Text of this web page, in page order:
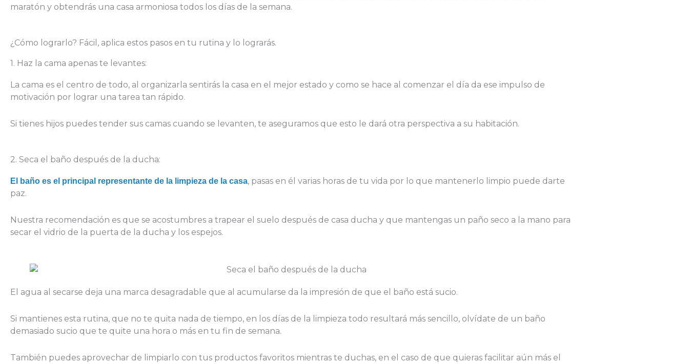
maratón y obtendrás una casa armoniosa todos los días de la semana.
¿Cómo lograrlo? Fácil, aplica estos pasos en tu rutina y lo lograrás.
1. Haz la cama apenas te levantes:
La cama es el centro de todo, al organizarla sentirás la casa en el mejor estado y como se hace al comenzar el día da ese impulso de
motivación por lograr una tarea tan rápido.
Si tienes hijos puedes tender sus camas cuando se levanten, te aseguramos que esto le dará otra perspectiva a su habitación.
2. Seca el baño después de la ducha:
El baño es el principal representante de la limpieza de la casa, pasas en él varias horas de tu vida por lo que mantenerlo limpio puede darte
paz.
Nuestra recomendación es que se acostumbres a trapear el suelo después de casa ducha y que mantengas un paño seco a la mano para
secar el vidrio de la puerta de la ducha y los espejos.
El agua al secarse deja una marca desagradable que al acumularse da la impresión de que el baño está sucio.
Si mantienes esta rutina, que no te quita nada de tiempo, en los días de la limpieza todo resultará más sencillo, olvídate de un baño
demasiado sucio que te quite una hora o más en tu fin de semana.
También puedes aprovechar de limpiarlo con tus productos favoritos mientras te duchas, en el caso de que quieras facilitar aún más el